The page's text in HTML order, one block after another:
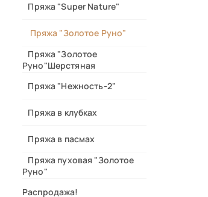
Пряжа "Super Nature"
Пряжа "Золотое Руно"
Пряжа "Золотое
Руно"Шерстяная
Пряжа "Нежность-2"
Пряжа в клубках
Пряжа в пасмах
Пряжа пуховая "Золотое
Руно"
Распродажа!